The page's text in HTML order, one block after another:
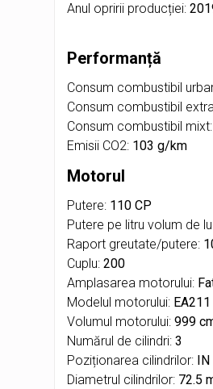
Anul opririi producției:
Performanță
Consum combustibil
Consum combustibil
Consum combustibil
Emisii CO2: 103 g/km
Motorul
Putere: 110 CP
Putere pe litru volum de
Raport greutate/putere:
Cuplu:200
Amplasarea motorului:
Modelul motorului:
Volumul motorului:999
Numărul de cilindri:3
Poziționarea cilindrilor:
Diametrul cilindrilor: 72.5